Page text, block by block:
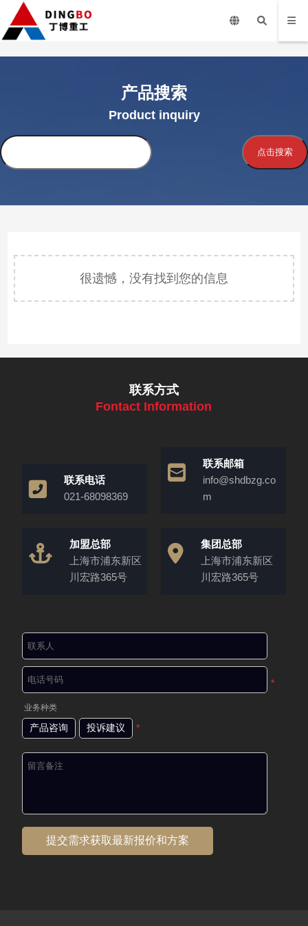
产品搜索
Product inquiry
点击搜索
很遗憾，没有找到您的信息
联系方式
Fontact Information
联系电话
021-68098369
联系邮箱
info@shdbzg.co
m
加盟总部
上海市浦东新区
川宏路365号
集团总部
上海市浦东新区
川宏路365号
*
业务种类
产品咨询 投诉建议 *